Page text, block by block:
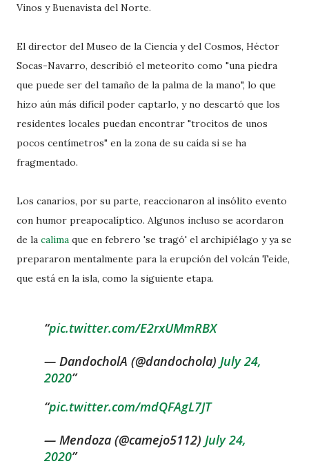
Vinos y Buenavista del Norte.
El director del Museo de la Ciencia y del Cosmos, Héctor
Socas-Navarro, describió el meteorito como "una piedra
que puede ser del tamaño de la palma de la mano", lo que
hizo aún más difícil poder captarlo, y no descartó que los
residentes locales puedan encontrar "trocitos de unos
pocos centímetros" en la zona de su caída si se ha
fragmentado.
Los canarios, por su parte, reaccionaron al insólito evento
con humor preapocalíptico. Algunos incluso se acordaron
de la calima que en febrero 'se tragó' el archipiélago y ya se
prepararon mentalmente para la erupción del volcán Teide,
que está en la isla, como la siguiente etapa.
pic.twitter.com/E2rxUMmRBX
— DandocholA (@dandochola) July 24,
2020
pic.twitter.com/mdQFAgL7JT
— Mendoza (@camejo5112) July 24,
2020